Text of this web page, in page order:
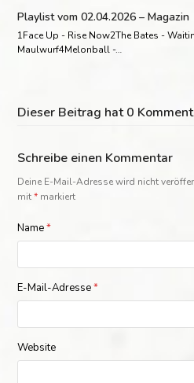
Playlist vom 02.04.2026 – Magazin
1Face Up - Rise Now2The Bates -
Maulwurf4Melonball -…
Dieser Beitrag hat 0
Schreibe einen Kommentar
Deine E-Mail-Adresse wird nicht
mit* markiert
Name*
E-Mail-Adresse*
Website